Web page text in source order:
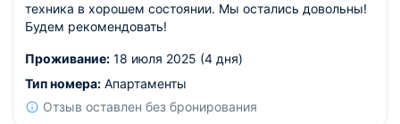
техника в хорошем состоянии. Мы остались довольны!
Будем рекомендовать!
Проживание: 18 июля 2025 (4 дня)
Тип номера: Апартаменты
Отзыв оставлен без бронирования